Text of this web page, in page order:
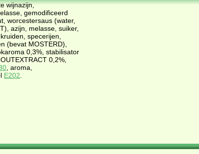
wijnazijn,
gemodificeerd
worcestersaus (water,
azijn, melasse, suiker,
specerijen,
(bevat MOSTERD),
0,3%, stabilisator
0,2%,
, aroma,
E202